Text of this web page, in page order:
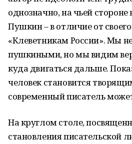
однозначно, на чьей стороне
Пушкин – в отличие от
«Клеветникам России». Мы
пушкиными, но мы видим
куда двигаться дальше.
человек становится
современный писатель
На круглом столе,
становления писательской